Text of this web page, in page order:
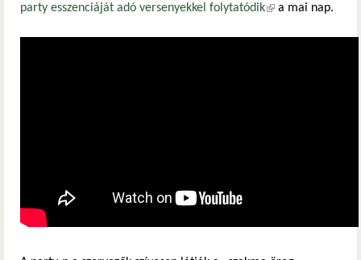
party esszenciáját adó versenyekkel folytatódik(külső hivatkozás)
a mai nap.